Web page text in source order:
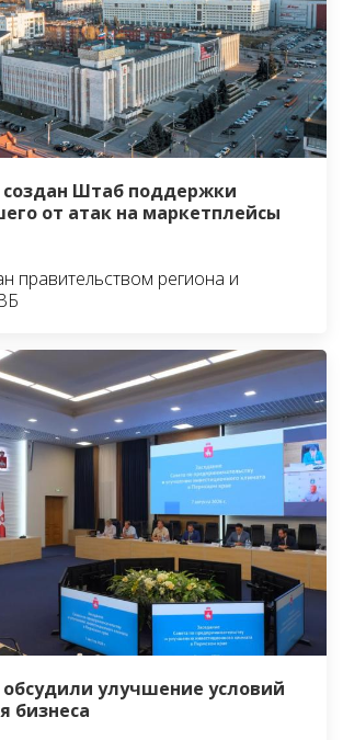
Штаб поддержки
от атак на маркетплейсы
правительством региона и
улучшение условий
бизнеса